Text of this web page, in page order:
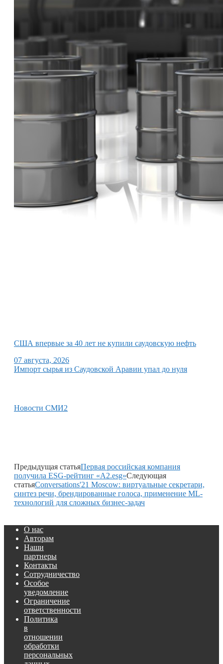
США впервые за 40 лет не купили саудовскую нефть
07 августа, 2026
Импорт сырья из Саудовской Аравии упал до нуля
Новости СМИ2
Предыдущая статьяПервая российская компания
получила ESG-рейтинг «A2.esg»Следующая
статьяConversations'21 Moscow: виртуальные секретари,
синтез речи, брендированные голоса, применение ML-
технологий для сложных бизнес-задач
О нас
Авторам
Наши
партнеры
Контакты
Сотрудничество
Особое
уведомление
Ограничение
ответственности
Политика
в
отношении
обработки
персональных